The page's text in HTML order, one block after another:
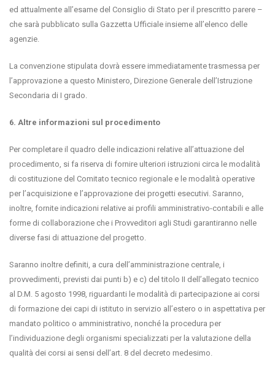
ed attualmente all’esame del Consiglio di Stato per il prescritto parere –
che sarà pubblicato sulla Gazzetta Ufficiale insieme all’elenco delle
agenzie.
La convenzione stipulata dovrà essere immediatamente trasmessa per
l’approvazione a questo Ministero, Direzione Generale dell’Istruzione
Secondaria di I grado.
6. Altre informazioni sul procedimento
Per completare il quadro delle indicazioni relative all’attuazione del
procedimento, si fa riserva di fornire ulteriori istruzioni circa le modalità
di costituzione del Comitato tecnico regionale e le modalità operative
per l’acquisizione e l’approvazione dei progetti esecutivi. Saranno,
inoltre, fornite indicazioni relative ai profili amministrativo-contabili e alle
forme di collaborazione che i Provveditori agli Studi garantiranno nelle
diverse fasi di attuazione del progetto.
Saranno inoltre definiti, a cura dell’amministrazione centrale, i
provvedimenti, previsti dai punti b) e c) del titolo II dell’allegato tecnico
al D.M. 5 agosto 1998, riguardanti le modalità di partecipazione ai corsi
di formazione dei capi di istituto in servizio all’estero o in aspettativa per
mandato politico o amministrativo, nonché la procedura per
l’individuazione degli organismi specializzati per la valutazione della
qualità dei corsi ai sensi dell’art. 8 del decreto medesimo.